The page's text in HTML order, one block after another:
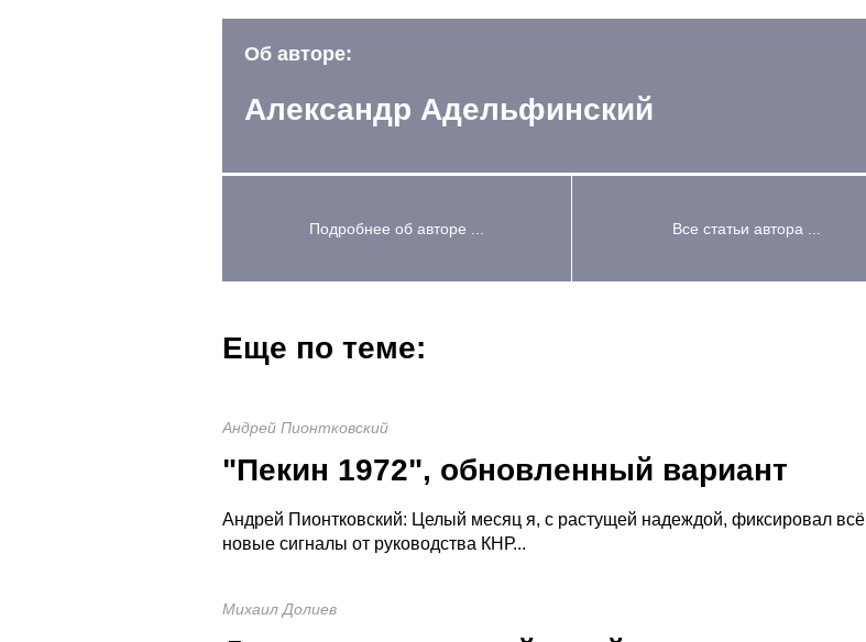
Об авторе:
Александр Адельфинский
Подробнее об авторе ... Все статьи автора ...
Еще по теме:
Андрей Пионтковский
"Пекин 1972", обновленный вариант
Андрей Пионтковский: Целый месяц я, с растущей надеждой, фиксировал всё
новые сигналы от руководства КНР...
Михаил Долиев